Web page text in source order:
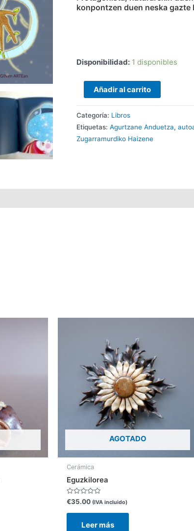
konpontzen duen neska gazte
Disponibilidad: 1 disponibles
Añadir al carrito
Categoría: Libros
Etiquetas: Agurtzane Anduetza,
Zugarramurdiko Haizene
AGOTADO
Cerámica
Eguzkilorea
Valorado
con
0
€35.00 (IVA incluido)
Leer más